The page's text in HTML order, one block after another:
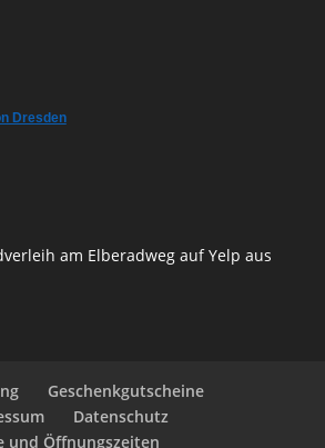
Dresden
am Elberadweg auf Yelp aus
Geschenkgutscheine
Datenschutz
und Öffnungszeiten